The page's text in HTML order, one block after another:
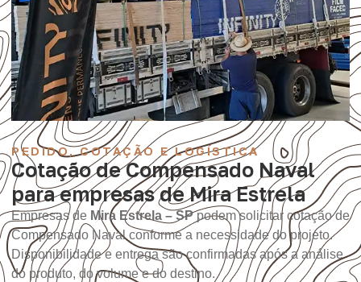
PEDIDO, COTAÇÃO E LOGÍSTICA
Cotação de Compensado Naval
para empresas de Mira Estrela
Empresas de Mira Estrela – SPpodem solicitar cotação de
Compensado Naval conforme a necessidade do projeto.
Disponibilidade e entrega são confirmadas após a análise
do produto, do volume e do destino.